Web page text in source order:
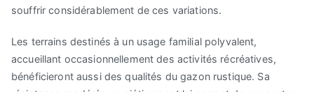
souffrir considérablement de ces variations.
Les terrains destinés à un usage familial polyvalent,
accueillant occasionnellement des activités récréatives,
bénéficieront aussi des qualités du gazon rustique. Sa